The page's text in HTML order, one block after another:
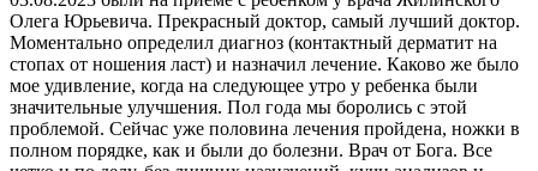
Олега Юрьевича. Прекрасный доктор, самый лучший доктор.
Моментально определил диагноз (контактный дерматит на
стопах от ношения ласт) и назначил лечение. Каково же было
мое удивление, когда на следующее утро у ребенка были
значительные улучшения. Пол года мы боролись с этой
проблемой. Сейчас уже половина лечения пройдена, ножки в
полном порядке, как и были до болезни. Врач от Бога. Все